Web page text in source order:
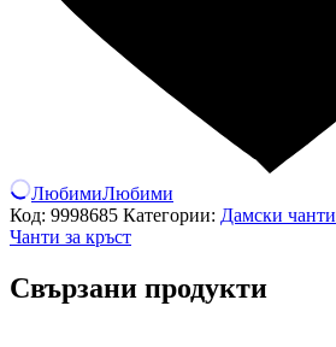
ЛюбимиЛюбими
Код: 9998685 Категории: Дамски чанти
Чанти за кръст
Свързани продукти